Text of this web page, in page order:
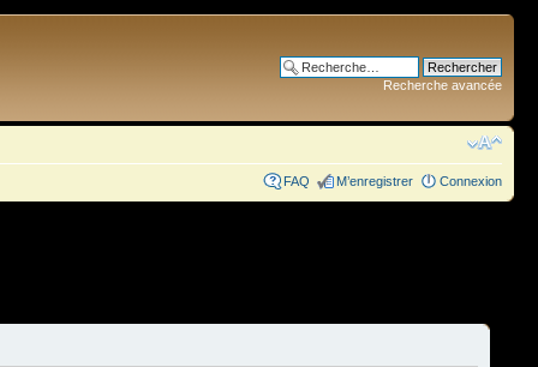
Recherche avancée
FAQ M’enregistrer Connexion